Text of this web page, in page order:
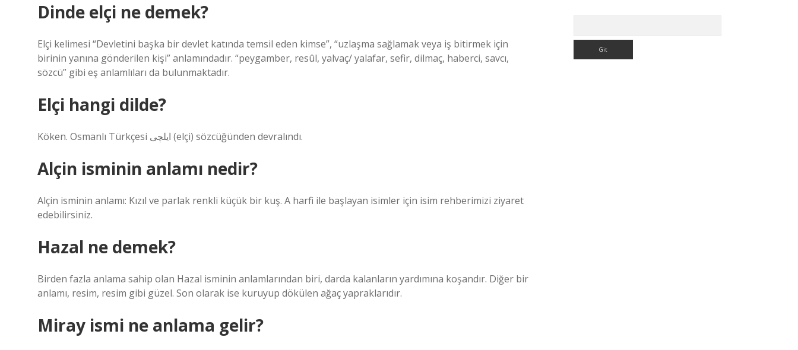
Dinde elçi ne demek?
Elçi kelimesi “Devletini başka bir devlet katında temsil eden kimse”, “uzlaşma sağlamak veya iş bitirmek için
birinin yanına gönderilen kişi” anlamındadır. “peygamber, resûl, yalvaç/ yalafar, sefir, dilmaç, haberci, savcı,
sözcü” gibi eş anlamlıları da bulunmaktadır.
Elçi hangi dilde?
Köken. Osmanlı Türkçesi ایلچی‎ (elçi) sözcüğünden devralındı.
Alçin isminin anlamı nedir?
Alçin isminin anlamı: Kızıl ve parlak renkli küçük bir kuş. A harfi ile başlayan isimler için isim rehberimizi ziyaret
edebilirsiniz.
Hazal ne demek?
Birden fazla anlama sahip olan Hazal isminin anlamlarından biri, darda kalanların yardımına koşandır. Diğer bir
anlamı, resim, resim gibi güzel. Son olarak ise kuruyup dökülen ağaç yapraklarıdır.
Miray ismi ne anlama gelir?